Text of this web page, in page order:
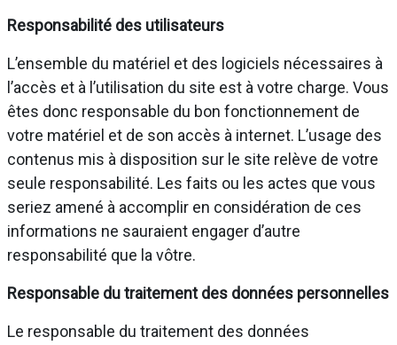
Responsabilité des utilisateurs
L’ensemble du matériel et des logiciels nécessaires à
l’accès et à l’utilisation du site est à votre charge. Vous
êtes donc responsable du bon fonctionnement de
votre matériel et de son accès à internet. L’usage des
contenus mis à disposition sur le site relève de votre
seule responsabilité. Les faits ou les actes que vous
seriez amené à accomplir en considération de ces
informations ne sauraient engager d’autre
responsabilité que la vôtre.
Responsable du traitement des données personnelles
Le responsable du traitement des données